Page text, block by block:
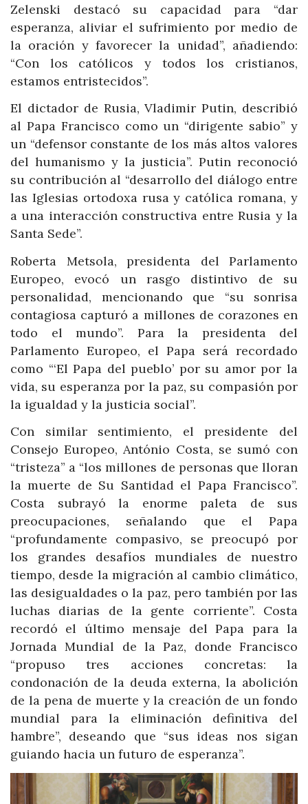
Zelenski destacó su capacidad para “dar
esperanza, aliviar el sufrimiento por medio de
la oración y favorecer la unidad”, añadiendo:
“Con los católicos y todos los cristianos,
estamos entristecidos”.
El dictador de Rusia, Vladimir Putin, describió
al Papa Francisco como un “dirigente sabio” y
un “defensor constante de los más altos valores
del humanismo y la justicia”. Putin reconoció
su contribución al “desarrollo del diálogo entre
las Iglesias ortodoxa rusa y católica romana, y
a una interacción constructiva entre Rusia y la
Santa Sede”.
Roberta Metsola, presidenta del Parlamento
Europeo, evocó un rasgo distintivo de su
personalidad, mencionando que “su sonrisa
contagiosa capturó a millones de corazones en
todo el mundo”. Para la presidenta del
Parlamento Europeo, el Papa será recordado
como “‘El Papa del pueblo’ por su amor por la
vida, su esperanza por la paz, su compasión por
la igualdad y la justicia social”.
Con similar sentimiento, el presidente del
Consejo Europeo, António Costa, se sumó con
“tristeza” a “los millones de personas que lloran
la muerte de Su Santidad el Papa Francisco”.
Costa subrayó la enorme paleta de sus
preocupaciones, señalando que el Papa
“profundamente compasivo, se preocupó por
los grandes desafíos mundiales de nuestro
tiempo, desde la migración al cambio climático,
las desigualdades o la paz, pero también por las
luchas diarias de la gente corriente”. Costa
recordó el último mensaje del Papa para la
Jornada Mundial de la Paz, donde Francisco
“propuso tres acciones concretas: la
condonación de la deuda externa, la abolición
de la pena de muerte y la creación de un fondo
mundial para la eliminación definitiva del
hambre”, deseando que “sus ideas nos sigan
guiando hacia un futuro de esperanza”.